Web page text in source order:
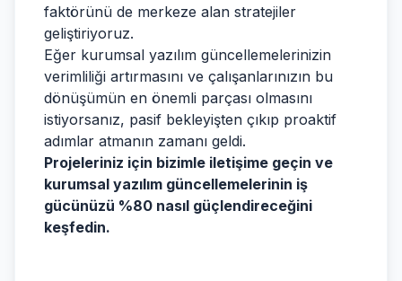
faktörünü de merkeze alan stratejiler
geliştiriyoruz.
Eğer kurumsal yazılım güncellemelerinizin
verimliliği artırmasını ve çalışanlarınızın bu
dönüşümün en önemli parçası olmasını
istiyorsanız, pasif bekleyişten çıkıp proaktif
adımlar atmanın zamanı geldi.
Projeleriniz için bizimle iletişime geçin ve
kurumsal yazılım güncellemelerinin iş
gücünüzü %80 nasıl güçlendireceğini
keşfedin.